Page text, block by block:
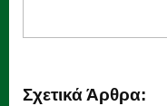
Σχετικά Άρθρα: